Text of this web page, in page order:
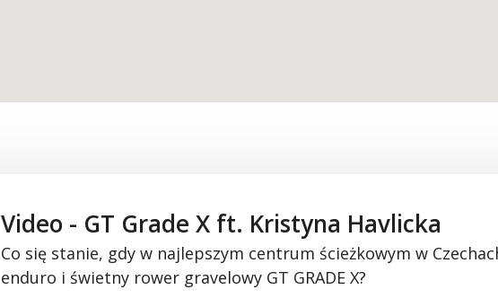
Video - GT Grade X ft. Kristyna Havlicka
Co się stanie, gdy w najlepszym centrum ścieżkowym w
enduro i świetny rower gravelowy GT GRADE X?